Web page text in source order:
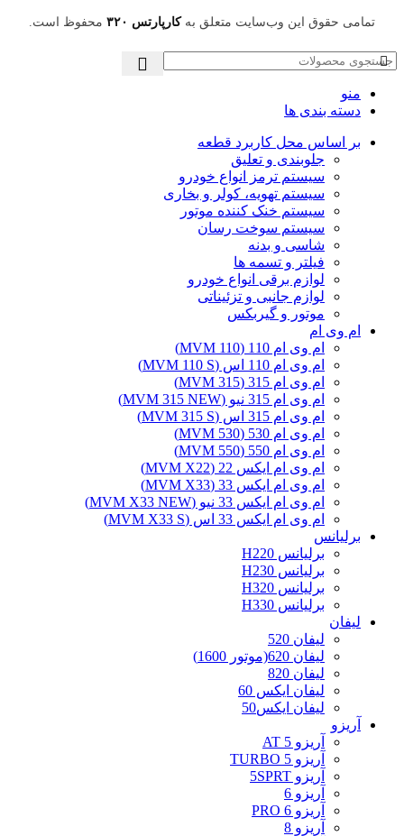
تمامی حقوق این وب‌سایت متعلق بهکارپارتس ۳۲۰ محفوظ است.
منو
دسته بندی ها
بر اساس محل کاربرد قطعه
جلوبندی و تعلیق
سیستم ترمز انواع خودرو
سیستم تهویه، کولر و بخاری
سیستم خنک کننده موتور
سیستم سوخت رسان
شاسی و بدنه
فیلتر و تسمه ها
لوازم برقی انواع خودرو
لوازم جانبی و تزئیناتی
موتور و گیربکس
ام وی ام
ام وی ام 110 (MVM 110)
ام وی ام 110 اس (MVM 110 S)
ام وی ام 315 (MVM 315)
ام وی ام 315 نیو (MVM 315 NEW)
ام وی ام 315 اس (MVM 315 S)
ام وی ام 530 (MVM 530)
ام وی ام 550 (MVM 550)
ام وی ام ایکس 22 (MVM X22)
ام وی ام ایکس 33 (MVM X33)
ام وی ام ایکس 33 نیو (MVM X33 NEW)
ام وی ام ایکس 33 اس (MVM X33 S)
برلیانس
برلیانس H220
برلیانس H230
برلیانس H320
برلیانس H330
لیفان
لیفان 520
لیفان 620(موتور 1600)
لیفان 820
لیفان ایکس 60
لیفان ایکس50
آریزو
آریزو 5 AT
آریزو 5 TURBO
آریزو 5SPRT
آریزو 6
آریزو 6 PRO
آریزو 8